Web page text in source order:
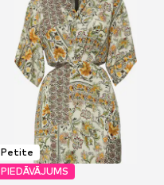
Petite
PIEDĀVĀJUMS